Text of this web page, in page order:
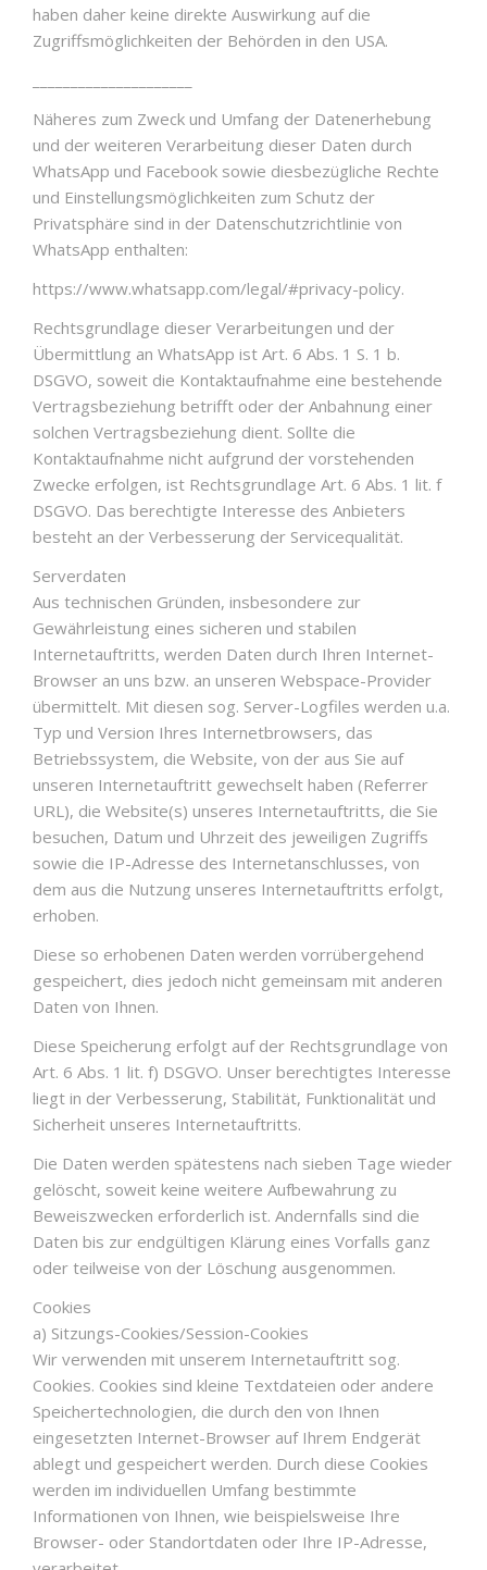
haben daher keine direkte Auswirkung auf die
Zugriffsmöglichkeiten der Behörden in den USA.
Näheres zum Zweck und Umfang der Datenerhebung
und der weiteren Verarbeitung dieser Daten durch
WhatsApp und Facebook sowie diesbezügliche Rechte
und Einstellungsmöglichkeiten zum Schutz der
Privatsphäre sind in der Datenschutzrichtlinie von
WhatsApp enthalten:
https://www.whatsapp.com/legal/#privacy-policy.
Rechtsgrundlage dieser Verarbeitungen und der
Übermittlung an WhatsApp ist Art. 6 Abs. 1 S. 1 b.
DSGVO, soweit die Kontaktaufnahme eine bestehende
Vertragsbeziehung betrifft oder der Anbahnung einer
solchen Vertragsbeziehung dient. Sollte die
Kontaktaufnahme nicht aufgrund der vorstehenden
Zwecke erfolgen, ist Rechtsgrundlage Art. 6 Abs. 1 lit. f
DSGVO. Das berechtigte Interesse des Anbieters
besteht an der Verbesserung der Servicequalität.
Serverdaten
Aus technischen Gründen, insbesondere zur
Gewährleistung eines sicheren und stabilen
Internetauftritts, werden Daten durch Ihren Internet-
Browser an uns bzw. an unseren Webspace-Provider
übermittelt. Mit diesen sog. Server-Logfiles werden u.a.
Typ und Version Ihres Internetbrowsers, das
Betriebssystem, die Website, von der aus Sie auf
unseren Internetauftritt gewechselt haben (Referrer
URL), die Website(s) unseres Internetauftritts, die Sie
besuchen, Datum und Uhrzeit des jeweiligen Zugriffs
sowie die IP-Adresse des Internetanschlusses, von
dem aus die Nutzung unseres Internetauftritts erfolgt,
erhoben.
Diese so erhobenen Daten werden vorrübergehend
gespeichert, dies jedoch nicht gemeinsam mit anderen
Daten von Ihnen.
Diese Speicherung erfolgt auf der Rechtsgrundlage von
Art. 6 Abs. 1 lit. f) DSGVO. Unser berechtigtes Interesse
liegt in der Verbesserung, Stabilität, Funktionalität und
Sicherheit unseres Internetauftritts.
Die Daten werden spätestens nach sieben Tage wieder
gelöscht, soweit keine weitere Aufbewahrung zu
Beweiszwecken erforderlich ist. Andernfalls sind die
Daten bis zur endgültigen Klärung eines Vorfalls ganz
oder teilweise von der Löschung ausgenommen.
Cookies
a) Sitzungs-Cookies/Session-Cookies
Wir verwenden mit unserem Internetauftritt sog.
Cookies. Cookies sind kleine Textdateien oder andere
Speichertechnologien, die durch den von Ihnen
eingesetzten Internet-Browser auf Ihrem Endgerät
ablegt und gespeichert werden. Durch diese Cookies
werden im individuellen Umfang bestimmte
Informationen von Ihnen, wie beispielsweise Ihre
Browser- oder Standortdaten oder Ihre IP-Adresse,